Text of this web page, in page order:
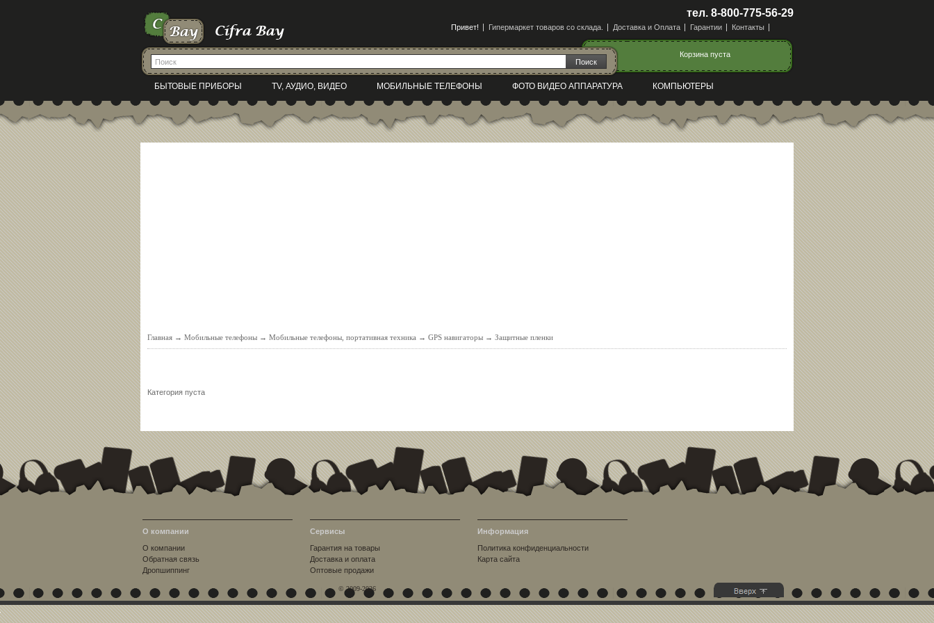
тел. 8-800-775-56-29
Привет! Гипермаркет товаров со склада. Доставка и Оплата Гарантии Контакты
Корзина пуста
БЫТОВЫЕ ПРИБОРЫ TV, АУДИО, ВИДЕО МОБИЛЬНЫЕ ТЕЛЕФОНЫ ФОТО ВИДЕО АППАРАТУРА КОМПЬЮТЕРЫ
Главная → Мобильные телефоны → Мобильные телефоны, портативная техника → GPS навигаторы → Защитные пленки
Категория пуста
О компании
О компании
Обратная связь
Дропшиппинг
Сервисы
Гарантия на товары
Доставка и оплата
Оптовые продажи
Информация
Политика конфиденциальности
Карта сайта
© 2009-2026